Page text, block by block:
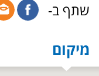
שתף ב-
מיקום